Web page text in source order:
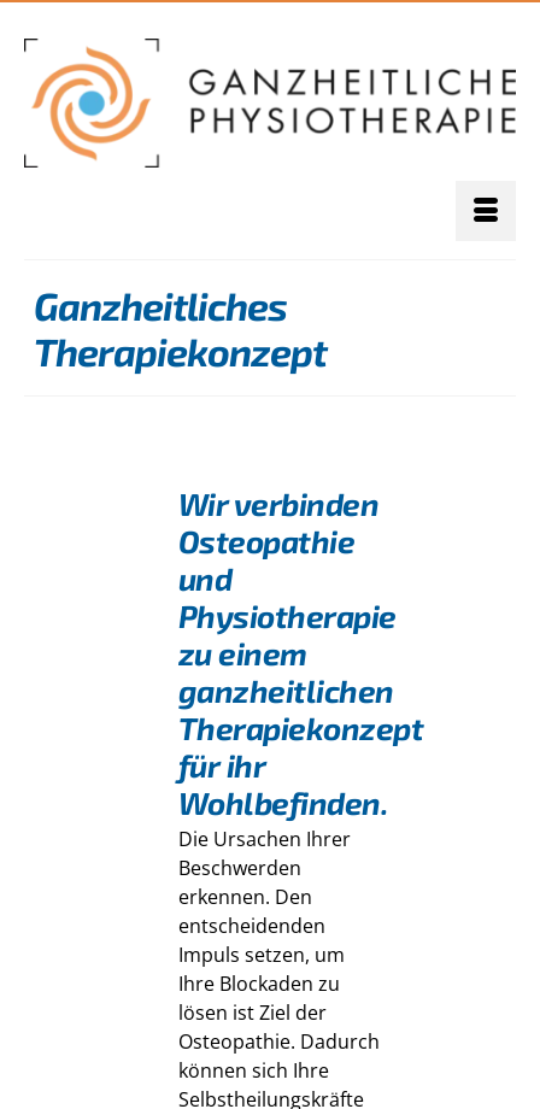
Ganzheitliches
Therapiekonzept
Wir verbinden
Osteopathie
und
Physiotherapie
zu einem
ganzheitlichen
Therapiekonzept
für ihr
Wohlbefinden.
Die Ursachen Ihrer
Beschwerden
erkennen. Den
entscheidenden
Impuls setzen, um
Ihre Blockaden zu
lösen ist Ziel der
Osteopathie. Dadurch
können sich Ihre
Selbstheilungskräfte